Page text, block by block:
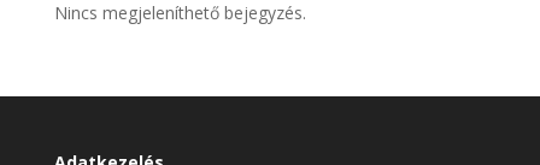
Nincs megjeleníthető bejegyzés.